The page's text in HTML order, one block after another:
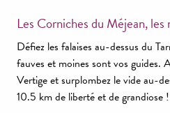
Les Corniches du Méjean, les
Défiez les falaises au-dessus du
fauves et moines sont vos guides.
Vertige et surplombez le vide au-
10.5 km de liberté et de grandiose !